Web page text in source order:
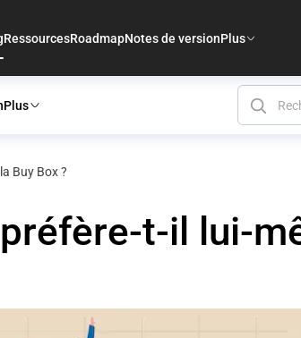
RessourcesRoadmapNotes de versionPlus
Plus
Buy Box ?
t-il lui-